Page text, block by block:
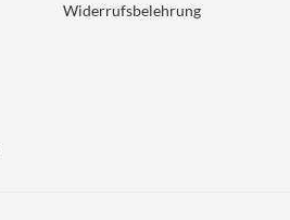
Widerrufsbelehrung